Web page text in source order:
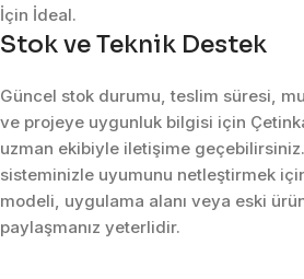
İçin İdeal.
Stok ve Teknik Destek
Güncel stok durumu, teslim süresi,
ve projeye uygunluk bilgisi için
uzman ekibiyle iletişime
sisteminizle uyumunu netleştirmek
modeli, uygulama alanı veya eski
paylaşmanız yeterlidir.